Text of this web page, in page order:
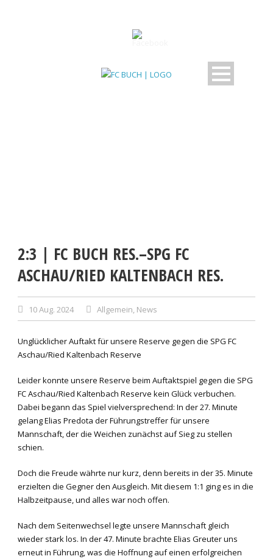
2:3 | FC BUCH RES.–SPG FC
ASCHAU/RIED KALTENBACH RES.
10 Aug. 2024 Allgemein News
Unglücklicher Auftakt für unsere Reserve gegen die SPG FC
Aschau/Ried Kaltenbach Reserve
Leider konnte unsere Reserve beim Auftaktspiel gegen die SPG
FC Aschau/Ried Kaltenbach Reserve kein Glück verbuchen.
Dabei begann das Spiel vielversprechend: In der 27. Minute
gelang Elias Predota der Führungstreffer für unsere
Mannschaft, der die Weichen zunächst auf Sieg zu stellen
schien.
Doch die Freude währte nur kurz, denn bereits in der 35. Minute
erzielten die Gegner den Ausgleich. Mit diesem 1:1 ging es in die
Halbzeitpause, und alles war noch offen.
Nach dem Seitenwechsel legte unsere Mannschaft gleich
wieder stark los. In der 47. Minute brachte Elias Greuter uns
erneut in Führung, was die Hoffnung auf einen erfolgreichen